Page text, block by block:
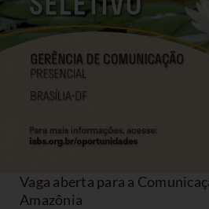
Vaga aberta para a
Amazônia